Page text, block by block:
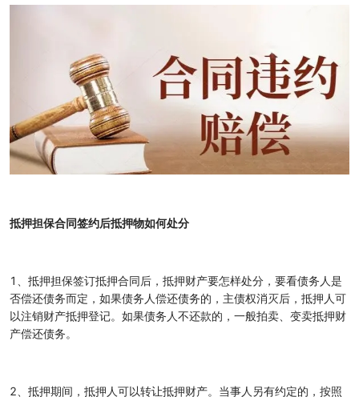
抵押担保合同签约后抵押物如何处分
1、抵押担保签订抵押合同后，抵押财产要怎样处分，要看债务人是
否偿还债务而定，如果债务人偿还债务的，主债权消灭后，抵押人可
以注销财产抵押登记。如果债务人不还款的，一般拍卖、变卖抵押财
产偿还债务。
2、抵押期间，抵押人可以转让抵押财产。当事人另有约定的，按照